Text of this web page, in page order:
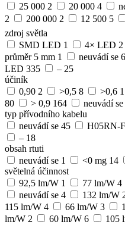
25 000 2 20 000 4
2
200 000 2 12 500 5
zdroj světla
SMD LED 1 4× LED 2
průměr 5 mm 1 neuvádí se 6
LED 335 – 25
účiník
0,90 2 >0,5 8 >0,6 1
80
> 0,9 164 neuvádí se
typ přívodního kabelu
neuvádí se 45 H05RN-F
– 18
obsah rtuti
neuvádí se 1 <0 mg 14
světelná účinnost
92,5 lm/W 1 77 lm/W 4
neuvádí se 4 132 lm/W
115 lm/W 4 66 lm/W 3
lm/W 2 60 lm/W 6 105